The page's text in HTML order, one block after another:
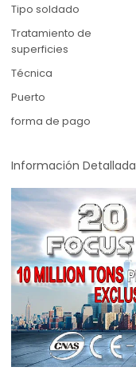
Tipo soldado
Tratamiento de
superficies
Técnica
Puerto
forma de pago
Información Detallada